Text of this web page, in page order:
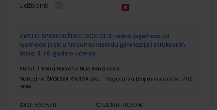
Udžbenik
ZWEITE.SPRACHEŽDEUTSCH.DE 3; radna bilježnica za
njemački jezik u trećemu razredu gimnazija i strukovnih
škola, 3. i 8. godina učenja
Autor(i): Irena Horvatić Bilić Irena Lasić
Nakladnik: ŠKOLSKA KNJIGA d.d. Registarski broj ministarstva: 7110-
DOM
SKU: 567578 CIJENA: 16,00 €